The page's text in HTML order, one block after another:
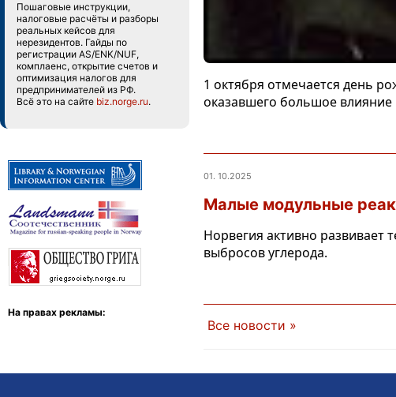
Пошаговые инструкции,
налоговые расчёты и разборы
реальных кейсов для
нерезидентов. Гайды по
регистрации AS/ENK/NUF,
комплаенс, открытие счетов и
оптимизация налогов для
предпринимателей из РФ.
Всё это на сайте biz.norge.ru.
На правах рекламы:
1 октября отмечается день
оказавшего большое влияние
01. 10.2025
Малые модульные
Норвегия активно развивает
выбросов углерода.
Все новости »